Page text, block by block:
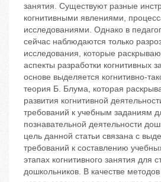
занятия. Существуют разные
когнитивными явлениями,
исследованиями. Однако в
сейчас наблюдаются только
исследования, которые
аспекты разработки когнитивных
основе выделяется когнитивно-
теория Б. Блума, которая
развития когнитивной
требований к учебным заданиям
познавательной деятельности
цель данной статьи связана с
требований к составлению
этапах когнитивного занятия для
дошкольников. В качестве